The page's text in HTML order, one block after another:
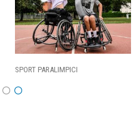
SPORT PARALIMPICI